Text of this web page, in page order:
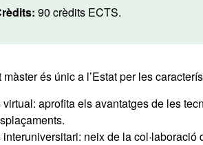
90 crèdits ECTS.
màster és únic a l’Estat per les
virtual: aprofita els avantatges de les
interuniversitari: neix de la